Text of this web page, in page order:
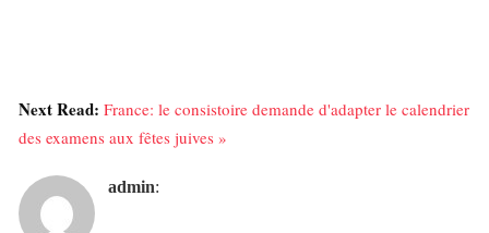
Next Read: France: le consistoire demande d'adapter le calendrier
des examens aux fêtes juives »
admin: